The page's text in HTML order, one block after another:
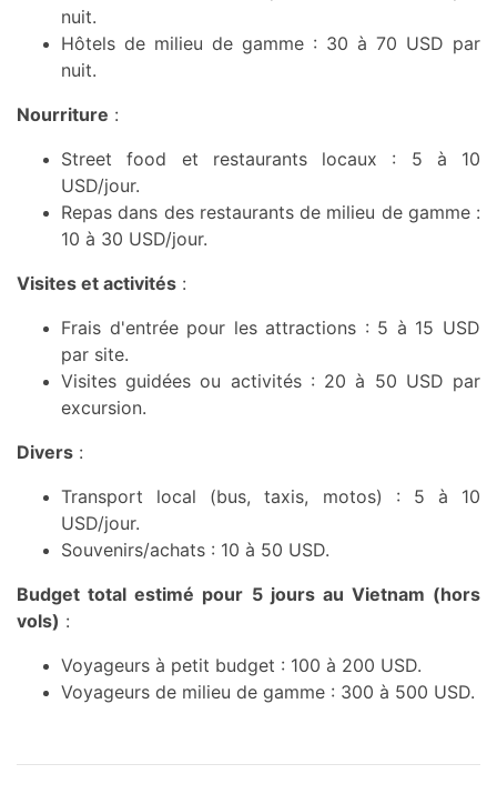
nuit.
Hôtels de milieu de gamme : 30 à 70 USD par
nuit.
Nourriture :
Street food et restaurants locaux : 5 à 10
USD/jour.
Repas dans des restaurants de milieu de gamme :
10 à 30 USD/jour.
Visites et activités :
Frais d'entrée pour les attractions : 5 à 15 USD
par site.
Visites guidées ou activités : 20 à 50 USD par
excursion.
Divers :
Transport local (bus, taxis, motos) : 5 à 10
USD/jour.
Souvenirs/achats : 10 à 50 USD.
Budget total estimé pour 5 jours au Vietnam (hors
vols) :
Voyageurs à petit budget : 100 à 200 USD.
Voyageurs de milieu de gamme : 300 à 500 USD.